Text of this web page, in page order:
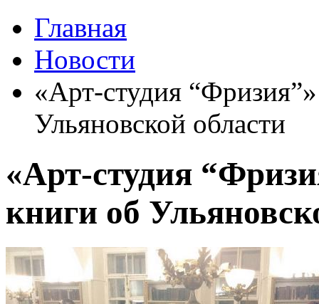
Главная
Новости
«Арт-студия
Ульяновской области
«Арт-студия
книги об